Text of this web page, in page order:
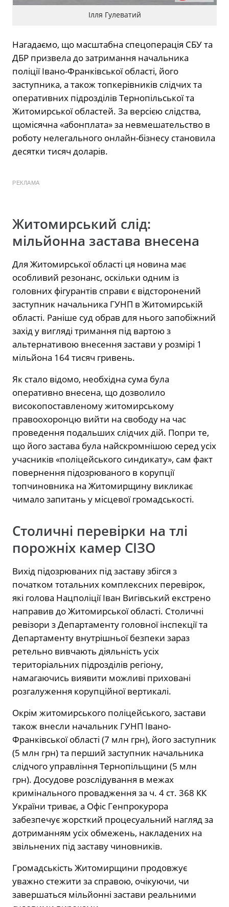
Ілля Гулеватий
Нагадаємо, що масштабна спецоперація СБУ та
ДБР призвела до затримання начальника
поліції Івано-Франківської області, його
заступника, а також топкерівників слідчих та
оперативних підрозділів Тернопільської та
Житомирської областей. За версією слідства,
щомісячна «абонплата» за невмешательство в
роботу нелегального онлайн-бізнесу становила
десятки тисяч доларів.
РЕКЛАМА
Житомирський слід:
мільйонна застава внесена
Для Житомирської області ця новина має
особливий резонанс, оскільки одним із
головних фігурантів справи є відсторонений
заступник начальника ГУНП в Житомирській
області. Раніше суд обрав для нього запобіжний
захід у вигляді тримання під вартою з
альтернативою внесення застави у розмірі 1
мільйона 164 тисяч гривень.
Як стало відомо, необхідна сума була
оперативно внесена, що дозволило
високопоставленому житомирському
правоохоронцю вийти на свободу на час
проведення подальших слідчих дій. Попри те,
що його застава була найскромнішою серед усіх
учасників «поліцейського синдикату», сам факт
повернення підозрюваного в корупції
топчиновника на Житомирщину викликає
чимало запитань у місцевої громадськості.
Столичні перевірки на тлі
порожніх камер СІЗО
Вихід підозрюваних під заставу збігся з
початком тотальних комплексних перевірок,
які голова Нацполіції Іван Вигівський екстрено
направив до Житомирської області. Столичні
ревізори з Департаменту головної інспекції та
Департаменту внутрішньої безпеки зараз
ретельно вивчають діяльність усіх
територіальних підрозділів регіону,
намагаючись виявити можливі приховані
розгалуження корупційної вертикалі.
Окрім житомирського поліцейського, застави
також внесли начальник ГУНП Івано-
Франківської області (7 млн грн), його заступник
(5 млн грн) та перший заступник начальника
слідчого управління Тернопільщини (5 млн
грн). Досудове розслідування в межах
кримінального провадження за ч. 4 ст. 368 КК
України триває, а Офіс Генпрокурора
забезпечує жорсткий процесуальний нагляд за
дотриманням усіх обмежень, накладених на
звільнених під заставу чиновників.
Громадськість Житомирщини продовжує
уважно стежити за справою, очікуючи, чи
завершаться мільйонні застави реальними